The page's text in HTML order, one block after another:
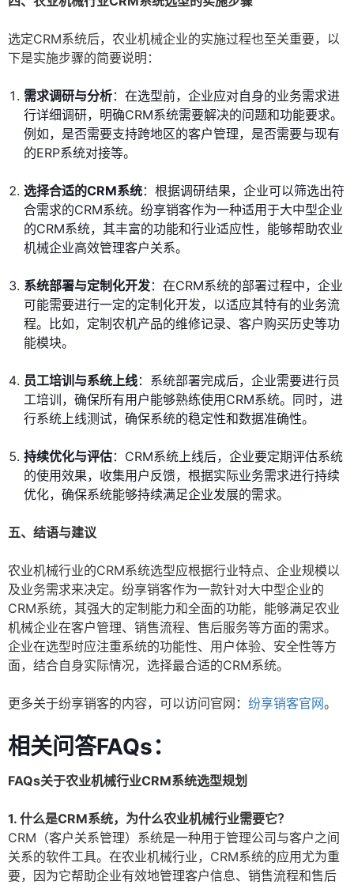
选定CRM系统后，农业机械企业的实施过程也至关重要，以
下是实施步骤的简要说明：
需求调研与分析：在选型前，企业应对自身的业务需求进
行详细调研，明确CRM系统需要解决的问题和功能要求。
例如，是否需要支持跨地区的客户管理，是否需要与现有
的ERP系统对接等。
选择合适的CRM系统：根据调研结果，企业可以筛选出符
合需求的CRM系统。纷享销客作为一种适用于大中型企业
的CRM系统，其丰富的功能和行业适应性，能够帮助农业
机械企业高效管理客户关系。
系统部署与定制化开发：在CRM系统的部署过程中，企业
可能需要进行一定的定制化开发，以适应其特有的业务流
程。比如，定制农机产品的维修记录、客户购买历史等功
能模块。
员工培训与系统上线：系统部署完成后，企业需要进行员
工培训，确保所有用户能够熟练使用CRM系统。同时，进
行系统上线测试，确保系统的稳定性和数据准确性。
持续优化与评估：CRM系统上线后，企业要定期评估系统
的使用效果，收集用户反馈，根据实际业务需求进行持续
优化，确保系统能够持续满足企业发展的需求。
五、结语与建议
农业机械行业的CRM系统选型应根据行业特点、企业规模以
及业务需求来决定。纷享销客作为一款针对大中型企业的
CRM系统，其强大的定制能力和全面的功能，能够满足农业
机械企业在客户管理、销售流程、售后服务等方面的需求。
企业在选型时应注重系统的功能性、用户体验、安全性等方
面，结合自身实际情况，选择最合适的CRM系统。
更多关于纷享销客的内容，可以访问官网： 纷享销客官网。
相关问答FAQs：
FAQs关于农业机械行业CRM系统选型规划
1. 什么是CRM系统，为什么农业机械行业需要它？
CRM（客户关系管理）系统是一种用于管理公司与客户之间
关系的软件工具。在农业机械行业，CRM系统的应用尤为重
要，因为它帮助企业有效地管理客户信息、销售流程和售后